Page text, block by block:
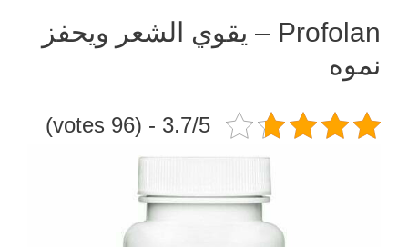
Profolan – يقوي الشعر ويحفز
نموه
3.7/5 - (96 votes)